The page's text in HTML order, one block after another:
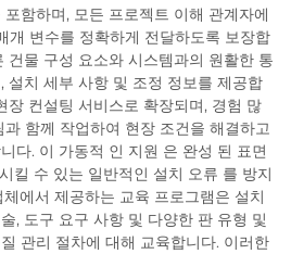
함하며, 모든 프로젝트 이해 관계자에
개 변수를 정확하게 전달하도록 보장합
건물 구성 요소와 시스템과의 원활한 통
설치 세부 사항 및 조정 정보를 제공합
장 컨설팅 서비스로 확장되며, 경험 많
함께 작업하여 현장 조건을 해결하고
다. 이 가동적 인 지원 은 완성 된 표면
킬 수 있는 일반적인 설치 오류 를 방지
에서 제공하는 교육 프로그램은 설치
, 도구 요구 사항 및 다양한 판 유형 및
관리 절차에 대해 교육합니다. 이러한